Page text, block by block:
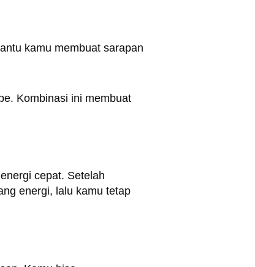
kamu membuat sarapan
Kombinasi ini membuat
cepat. Setelah
energi, lalu kamu tetap